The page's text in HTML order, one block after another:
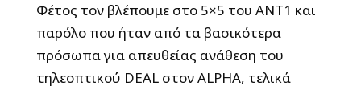
Φέτος τον βλέπουμε στο 5×5 του ΑΝΤ1 και
παρόλο που ήταν από τα βασικότερα
πρόσωπα για απευθείας ανάθεση του
τηλεοπτικού DEAL στον ALPHA, τελικά